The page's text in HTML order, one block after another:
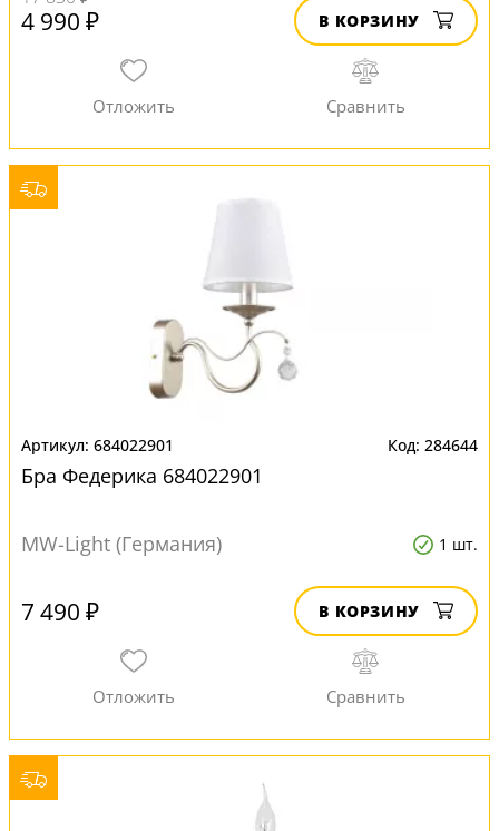
4 990 ₽ В КОРЗИНУ
684022901 284644
Бра Федерика 684022901
MW-Light (Германия) 1 шт.
7 490 ₽ В КОРЗИНУ